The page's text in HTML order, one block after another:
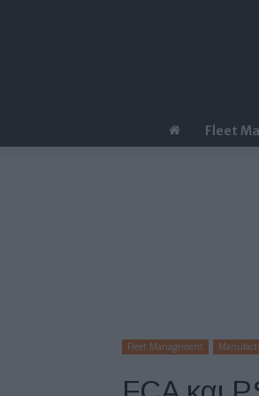
Fleet
Fleet Management